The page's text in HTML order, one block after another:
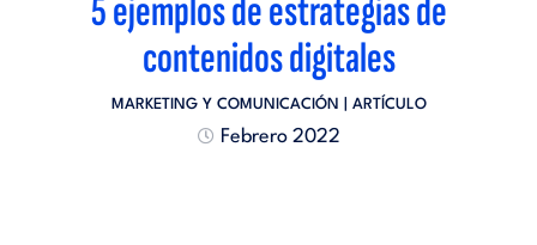
5 ejemplos de estrategias de
contenidos digitales
MARKETING Y COMUNICACIÓN | ARTÍCULO
Febrero 2022